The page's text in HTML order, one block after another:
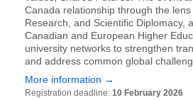
Canada relationship through the lens
Research, and Scientific Diplomacy,
Canadian and European Higher
university networks to strengthen
and address common global
More information →
Registration deadline: 10 February 2026